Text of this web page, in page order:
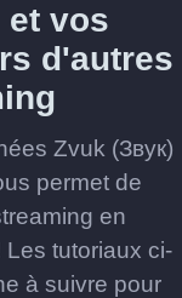
vos
d'autres
Zvuk (Звук)
permet de
en
tutoriaux ci-
à suivre pour